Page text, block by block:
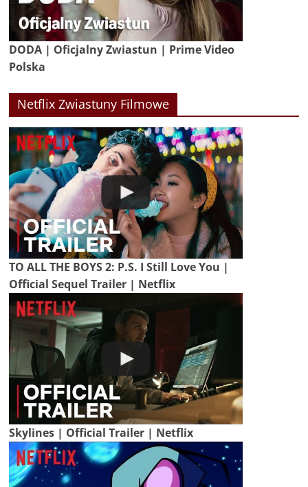
DODA | Oficjalny Zwiastun | Prime Video
Polska
Netflix Zwiastuny Filmowe
TO ALL THE BOYS 2: P.S. I Still Love You |
Official Sequel Trailer | Netflix
Skylines | Official Trailer | Netflix